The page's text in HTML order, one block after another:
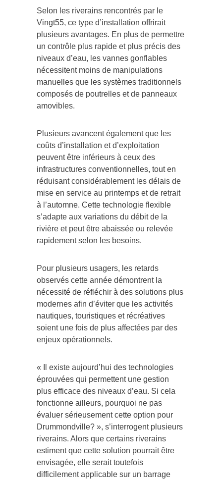
Selon les riverains rencontrés par le
Vingt55, ce type d’installation offrirait
plusieurs avantages. En plus de permettre
un contrôle plus rapide et plus précis des
niveaux d’eau, les vannes gonflables
nécessitent moins de manipulations
manuelles que les systèmes traditionnels
composés de poutrelles et de panneaux
amovibles.
Plusieurs avancent également que les
coûts d’installation et d’exploitation
peuvent être inférieurs à ceux des
infrastructures conventionnelles, tout en
réduisant considérablement les délais de
mise en service au printemps et de retrait
à l’automne. Cette technologie flexible
s’adapte aux variations du débit de la
rivière et peut être abaissée ou relevée
rapidement selon les besoins.
Pour plusieurs usagers, les retards
observés cette année démontrent la
nécessité de réfléchir à des solutions plus
modernes afin d’éviter que les activités
nautiques, touristiques et récréatives
soient une fois de plus affectées par des
enjeux opérationnels.
« Il existe aujourd’hui des technologies
éprouvées qui permettent une gestion
plus efficace des niveaux d’eau. Si cela
fonctionne ailleurs, pourquoi ne pas
évaluer sérieusement cette option pour
Drummondville? », s’interrogent plusieurs
riverains. Alors que certains riverains
estiment que cette solution pourrait être
envisagée, elle serait toutefois
difficilement applicable sur un barrage